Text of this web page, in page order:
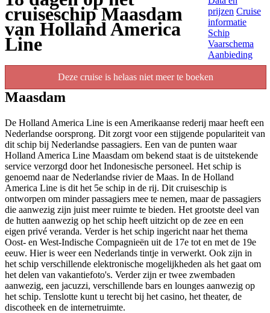
cruiseschip Maasdam
van Holland America
Line
prijzen Cruise
informatie
Schip
Vaarschema
Aanbieding
Deze cruise is helaas niet meer te boeken
Maasdam
De Holland America Line is een Amerikaanse rederij maar heeft een
Nederlandse oorsprong. Dit zorgt voor een stijgende populariteit van
dit schip bij Nederlandse passagiers. Een van de punten waar
Holland America Line Maasdam om bekend staat is de uitstekende
service verzorgd door het Indonesische personeel. Het schip is
genoemd naar de Nederlandse rivier de Maas. In de Holland
America Line is dit het 5e schip in de rij. Dit cruiseschip is
ontworpen om minder passagiers mee te nemen, maar de passagiers
die aanwezig zijn juist meer ruimte te bieden. Het grootste deel van
de hutten aanwezig op het schip heeft uitzicht op de zee en een
eigen privé veranda. Verder is het schip ingericht naar het thema
Oost- en West-Indische Compagnieën uit de 17e tot en met de 19e
eeuw. Hier is weer een Nederlands tintje in verwerkt. Ook zijn in
het schip verschillende elektronische mogelijkheden als het gaat om
het delen van vakantiefoto's. Verder zijn er twee zwembaden
aanwezig, een jacuzzi, verschillende bars en lounges aanwezig op
het schip. Tenslotte kunt u terecht bij het casino, het theater, de
discotheek en de internetruimte.